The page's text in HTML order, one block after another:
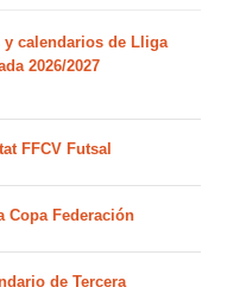
calendarios de Lliga
2026/2027
FFCV Futsal
Copa Federación
de Tercera